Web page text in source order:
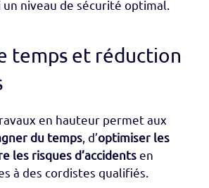
niveau de sécurité optimal.
temps et réduction
en hauteur permet aux
du temps , d’optimiser les
les risques d’accidentsen
à des cordistes qualifiés.